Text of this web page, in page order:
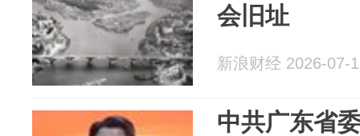
会旧址
新浪财经 2026-07-
中共广东省